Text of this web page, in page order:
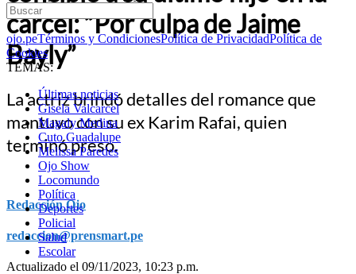
ojo.peTérminos y CondicionesPolítica de PrivacidadPolítica de
Cookies
TEMAS:
Últimas noticias
Gisela Valcarcel
Magaly Medina
Cuto Guadalupe
Melissa Paredes
Ojo Show
Locomundo
Política
Deportes
Policial
Salud
Escolar
cárcel: “Por culpa de Jaime
Bayly”
La actriz brindó detalles del romance que
mantuvo con su ex Karim Rafai, quien
terminó preso.
Redacción Ojo
redaccion@prensmart.pe
Actualizado el 09/11/2023, 10:23 p.m.